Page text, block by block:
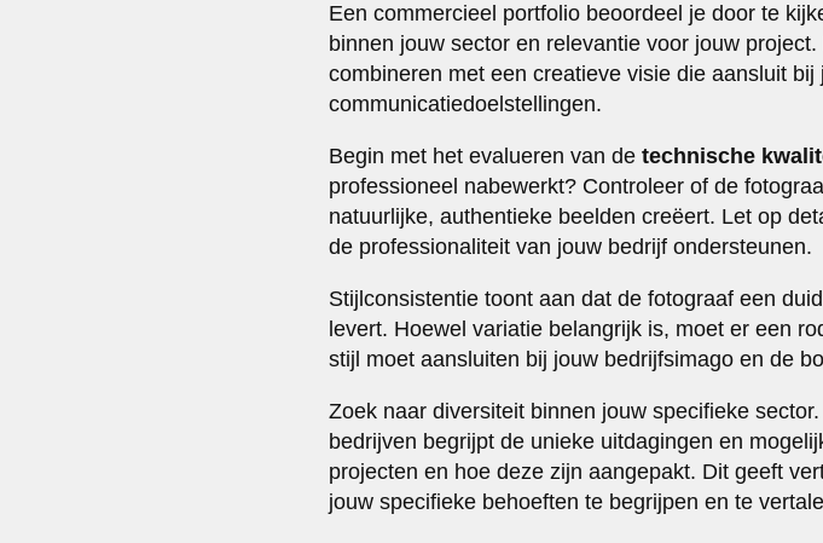
Een commercieel portfolio beoordeel je door te
binnen jouw sector en relevantie voor jouw
combineren met een creatieve visie die aansluit bij
communicatiedoelstellingen.
Begin met het evalueren van de technische
professioneel nabewerkt? Controleer of de
natuurlijke, authentieke beelden creëert. Let op
de professionaliteit van jouw bedrijf ondersteunen.
Stijlconsistentie toont aan dat de fotograaf een
levert. Hoewel variatie belangrijk is, moet er een
stijl moet aansluiten bij jouw bedrijfsimago en de
Zoek naar diversiteit binnen jouw specifieke
bedrijven begrijpt de unieke uitdagingen en
projecten en hoe deze zijn aangepakt. Dit geeft
jouw specifieke behoeften te begrijpen en te